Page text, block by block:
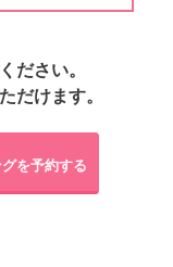
ださい。
だけます。
を予約する